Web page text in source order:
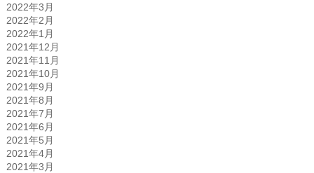
2022年3月
2022年2月
2022年1月
2021年12月
2021年11月
2021年10月
2021年9月
2021年8月
2021年7月
2021年6月
2021年5月
2021年4月
2021年3月